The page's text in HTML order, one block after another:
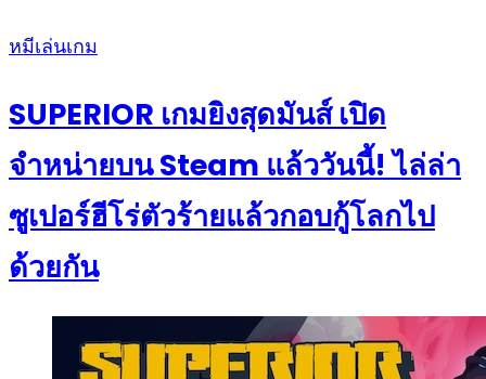
Posted
หมีเล่นเกม
SUPERIOR เกมยิงสุดมันส์ เปิด
จำหน่ายบน Steam แล้ววันนี้! ไล่ล่า
ซูเปอร์ฮีโร่ตัวร้ายแล้วกอบกู้โลกไป
ด้วยกัน